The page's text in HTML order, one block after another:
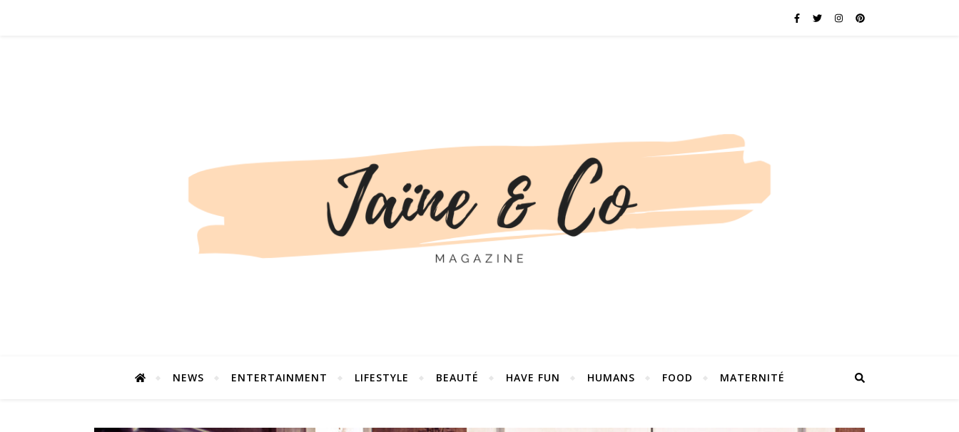
Be bold. Be brave. Be You.
NEWS ENTERTAINMENT LIFESTYLE BEAUTÉ HAVE FUN HUMANS FOOD MATERNITÉ